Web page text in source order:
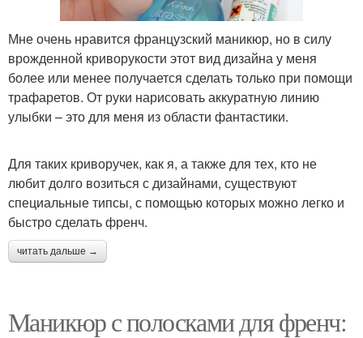
Мне очень нравится французский маникюр, но в силу
врожденной криворукости этот вид дизайна у меня
более или менее получается сделать только при помощи
трафаретов. От руки нарисовать аккуратную линию
улыбки – это для меня из области фантастики.
Для таких криворучек, как я, а также для тех, кто не
любит долго возиться с дизайнами, существуют
специальные типсы, с помощью которых можно легко и
быстро сделать френч.
читать дальше →
Маникюр с полосками для френч: